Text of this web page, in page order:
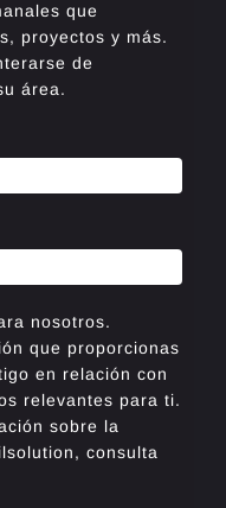
que
proyectos y más.
de
área.
nosotros.
que proporcionas
en relación con
relevantes para ti.
sobre la
consulta